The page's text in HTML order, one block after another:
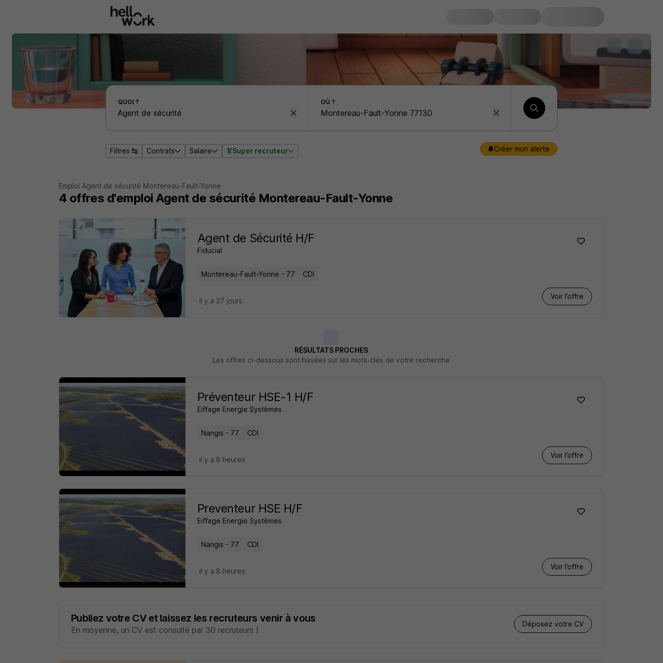
Effectuer une recherche d'emploi par localité
QUOI ? OÙ ?
Filtres Contrats Salaire Super recruteur Créer mon alerte
Emploi Agent de sécurité Montereau-Fault-Yonne
4 offres d'emploi Agent de sécurité Montereau-Fault-Yonne
Agent de Sécurité H/F
Fiducial
Montereau-Fault-Yonne - 77 CDI
Voir l’offre
il y a 27 jours
RÉSULTATS PROCHES
Les offres ci-dessous sont basées sur les mots-clés de votre recherche
Préventeur HSE-1 H/F
Eiffage Energie Systèmes
Nangis - 77 CDI
Voir l’offre
il y a 8 heures
Preventeur HSE H/F
Eiffage Energie Systèmes
Nangis - 77 CDI
Voir l’offre
il y a 8 heures
Publiez votre CV et laissez les recruteurs venir à vous
En moyenne, un CV est consulté par 30 recruteurs !
Déposez votre CV